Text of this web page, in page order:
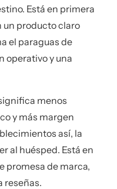
Está en primera
un producto claro
el paraguas de
operativo y una
menos
y más margen
así, la
al huésped. Está en
promesa de marca,
reseñas.